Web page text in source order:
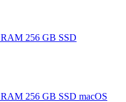
256 GB SSD
256 GB SSD macOS